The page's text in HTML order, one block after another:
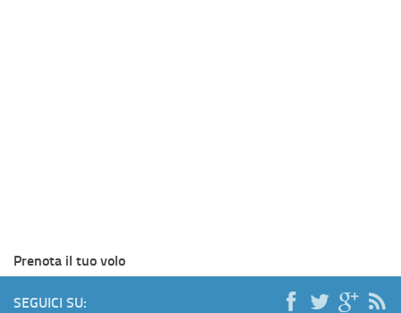
Prenota il tuo volo
SEGUICI SU: